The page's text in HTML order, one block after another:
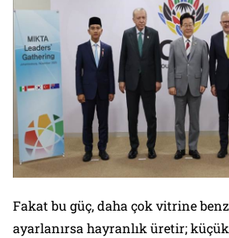
Fakat bu güç, daha çok vitrine
ayarlanırsa hayranlık üretir;